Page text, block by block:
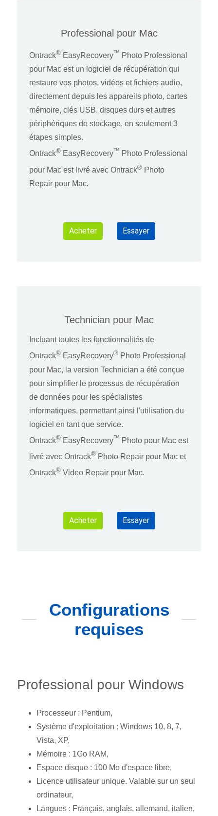
Professional pour Mac
Ontrack® EasyRecovery™ Photo Professional
pour Mac est un logiciel de récupération qui
restaure vos photos, vidéos et fichiers audio,
directement depuis les appareils photo, cartes
mémoire, clés USB, disques durs et autres
périphériques de stockage, en seulement 3
étapes simples.
Ontrack® EasyRecovery™ Photo Professional
pour Mac est livré avec Ontrack® Photo
Repair pour Mac.
Acheter Essayer
Technician pour Mac
Incluant toutes les fonctionnalités de
Ontrack® EasyRecovery® Photo Professional
pour Mac, la version Technician a été conçue
pour simplifier le processus de récupération
de données pour les spécialistes
informatiques, permettant ainsi l'utilisation du
logiciel en tant que service.
Ontrack® EasyRecovery™ Photo pour Mac est
livré avec Ontrack® Photo Repair pour Mac et
Ontrack® Video Repair pour Mac.
Acheter Essayer
Configurations
requises
Professional pour Windows
Processeur : Pentium,
Système d'exploitation : Windows 10, 8, 7,
Vista, XP,
Mémoire : 1Go RAM,
Espace disque : 100 Mo d'espace libre,
Licence utilisateur unique. Valable sur un seul
ordinateur,
Langues : Français, anglais, allemand, italien,